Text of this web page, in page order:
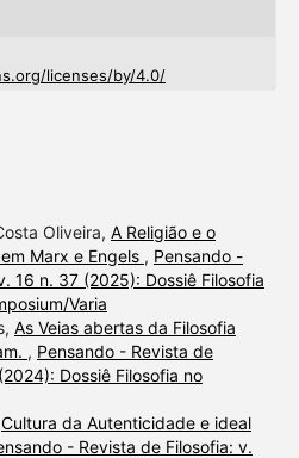
licenses/by/4.0/
Oliveira, A Religião e o
Marx e Engels , Pensando -
16 n. 37 (2025): Dossiê Filosofia
Varia
As Veias abertas da Filosofia
, Pensando - Revista de
Dossiê Filosofia no
Cultura da Autenticidade e ideal
- Revista de Filosofia: v.